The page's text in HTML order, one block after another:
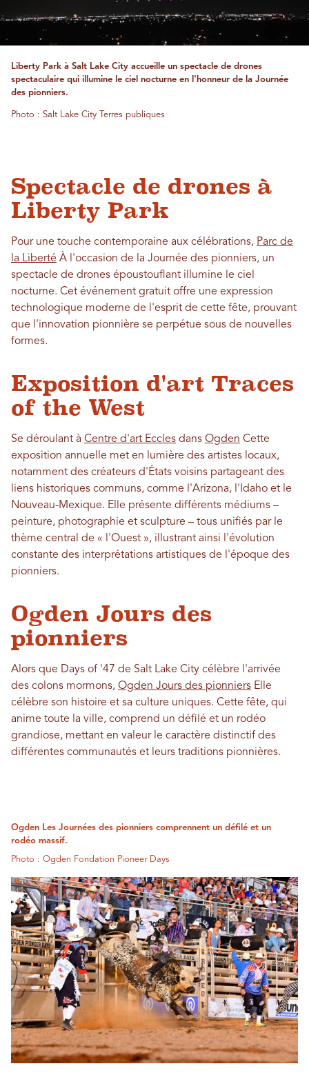
Liberty Park à Salt Lake City accueille un spectacle de drones
spectaculaire qui illumine le ciel nocturne en l'honneur de la Journée
des pionniers.
Photo : Salt Lake City Terres publiques
Spectacle de drones à
Liberty Park
Pour une touche contemporaine aux célébrations, Parc de
la Liberté À l'occasion de la Journée des pionniers, un
spectacle de drones époustouflant illumine le ciel
nocturne. Cet événement gratuit offre une expression
technologique moderne de l'esprit de cette fête, prouvant
que l'innovation pionnière se perpétue sous de nouvelles
formes.
Exposition d'art Traces
of the West
Se déroulant à Centre d'art Eccles dans Ogden Cette
exposition annuelle met en lumière des artistes locaux,
notamment des créateurs d'États voisins partageant des
liens historiques communs, comme l'Arizona, l'Idaho et le
Nouveau-Mexique. Elle présente différents médiums –
peinture, photographie et sculpture – tous unifiés par le
thème central de « l'Ouest », illustrant ainsi l'évolution
constante des interprétations artistiques de l'époque des
pionniers.
Ogden Jours des
pionniers
Alors que Days of '47 de Salt Lake City célèbre l'arrivée
des colons mormons, Ogden Jours des pionniers Elle
célèbre son histoire et sa culture uniques. Cette fête, qui
anime toute la ville, comprend un défilé et un rodéo
grandiose, mettant en valeur le caractère distinctif des
différentes communautés et leurs traditions pionnières.
Ogden Les Journées des pionniers comprennent un défilé et un
rodéo massif.
Photo : Ogden Fondation Pioneer Days